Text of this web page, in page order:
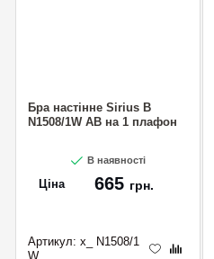
Бра настінне Sirius B
N1508/1W AB на 1 плафон
В наявності
Ціна 665 грн.
Артикул: x_ N1508/1
W